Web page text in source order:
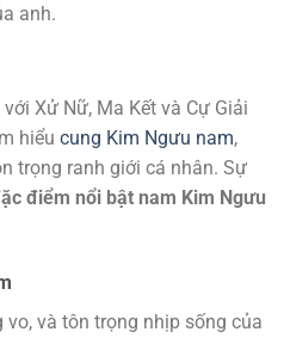
anh.
Xử Nữ, Ma Kết và Cự Giải
hiểu cung Kim Ngưu nam,
trọng ranh giới cá nhân. Sự
điểm nổi bật nam Kim Ngưu
vo, và tôn trọng nhịp sống của